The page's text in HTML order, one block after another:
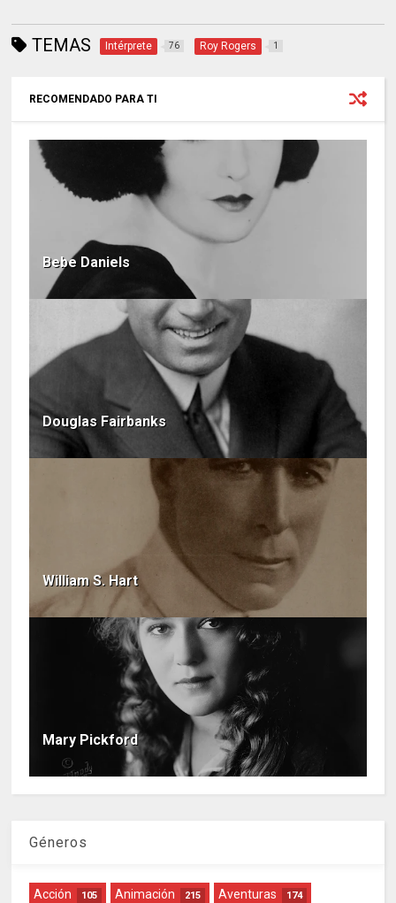
TEMAS Intérprete 76 Roy Rogers 1
RECOMENDADO PARA TI
Bebe Daniels
Douglas Fairbanks
William S. Hart
Mary Pickford
Géneros
Acción 105 Animación 215 Aventuras 174